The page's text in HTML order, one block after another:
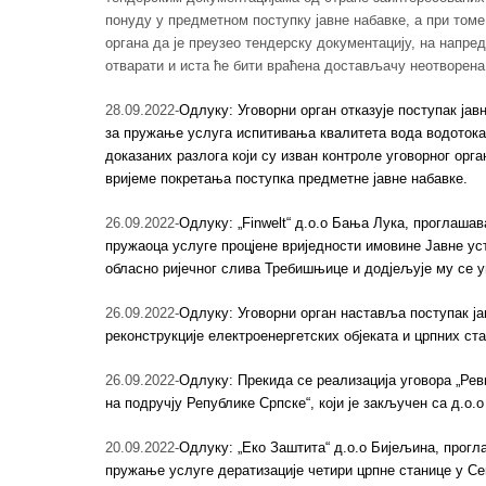
понуду у предметном поступку јавне набавке, а при
органа да је преузео тендерску документацију, на
отварати и иста ће бити враћена достављачу
28.09.2022-Одлуку: Уговорни орган отказује поступак
за пружање услуга испитивања квалитета вода
доказаних разлога који су изван контроле уговорног
вријеме покретања поступка предметне јавне набавке.
26.09.2022-Одлуку: „Finwelt“ д.о.о Бања Лука,
пружаоца услуге процјене вриједности имовине Јавне
обласно ријечног слива Требишњице и додјељује му се
26.09.2022-Одлуку: Уговорни орган наставља поступак
реконструкције електроенергетских објеката и црпних
26.09.2022-Одлуку: Прекида се реализација уговора
на подручју Републике Српске“, који је закључен са
20.09.2022-Одлуку: „Еко Заштита“ д.о.о Бијељина,
пружање услуге дератизације четири црпне станице у